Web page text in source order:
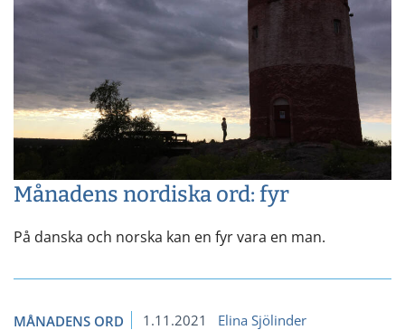
Månadens nordiska ord: fyr
På danska och norska kan en fyr vara en man.
MÅNADENS ORD 1.11.2021 Elina Sjölinder